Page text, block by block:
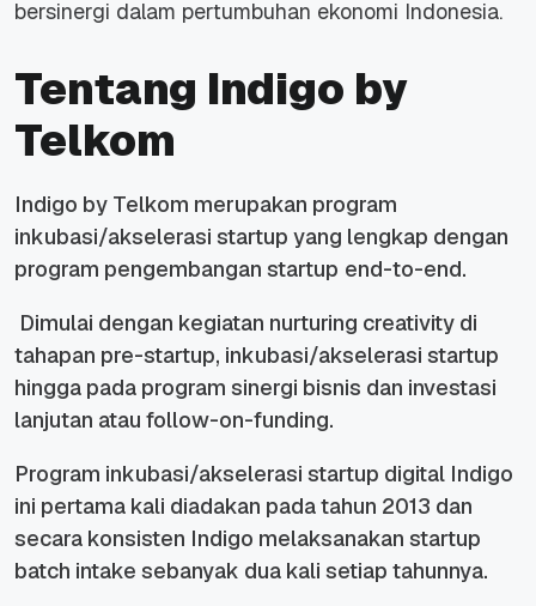
bersinergi dalam pertumbuhan ekonomi Indonesia.
Tentang Indigo by
Telkom
Indigo by Telkom merupakan program
inkubasi/akselerasi startup yang lengkap dengan
program pengembangan startup end-to-end.
Dimulai dengan kegiatan nurturing creativity di
tahapan pre-startup, inkubasi/akselerasi startup
hingga pada program sinergi bisnis dan investasi
lanjutan atau follow-on-funding.
Program inkubasi/akselerasi startup digital Indigo
ini pertama kali diadakan pada tahun 2013 dan
secara konsisten Indigo melaksanakan startup
batch intake sebanyak dua kali setiap tahunnya.